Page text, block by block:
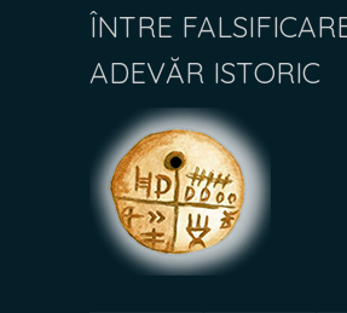
ÎNTRE
ADEVĂR ISTORIC